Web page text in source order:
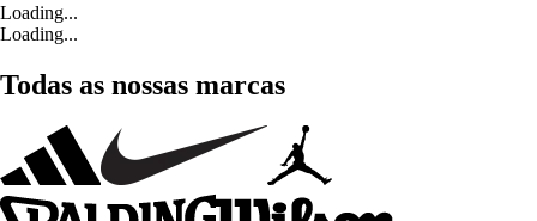
Loading...
Loading...
Todas as nossas marcas